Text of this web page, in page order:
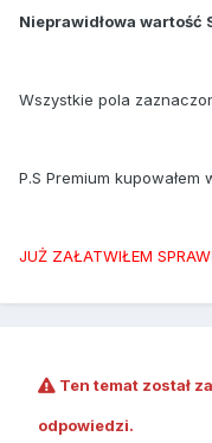
Nieprawidłowa wartość
Wszystkie pola
P.S Premium kupowałem
JUŻ ZAŁATWIŁEM
Ten temat został
odpowiedzi.